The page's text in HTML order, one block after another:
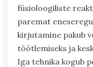
füsioloogiliste
paremat
kirjutamine pakub
töötlemiseks ja
Iga tehnika kogub